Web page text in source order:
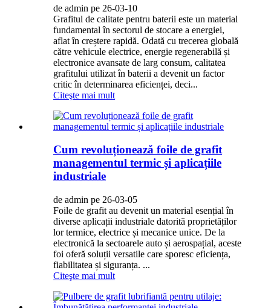
de admin pe 26-03-10
Grafitul de calitate pentru baterii este un material
fundamental în sectorul de stocare a energiei,
aflat în creștere rapidă. Odată cu trecerea globală
către vehicule electrice, energie regenerabilă și
electronice avansate de larg consum, calitatea
grafitului utilizat în baterii a devenit un factor
critic în determinarea eficienței, deci...
Citeşte mai mult
Cum revoluționează foile de grafit
managementul termic și aplicațiile
industriale
de admin pe 26-03-05
Foile de grafit au devenit un material esențial în
diverse aplicații industriale datorită proprietăților
lor termice, electrice și mecanice unice. De la
electronică la sectoarele auto și aerospațial, aceste
foi oferă soluții versatile care sporesc eficiența,
fiabilitatea și siguranța. ...
Citeşte mai mult